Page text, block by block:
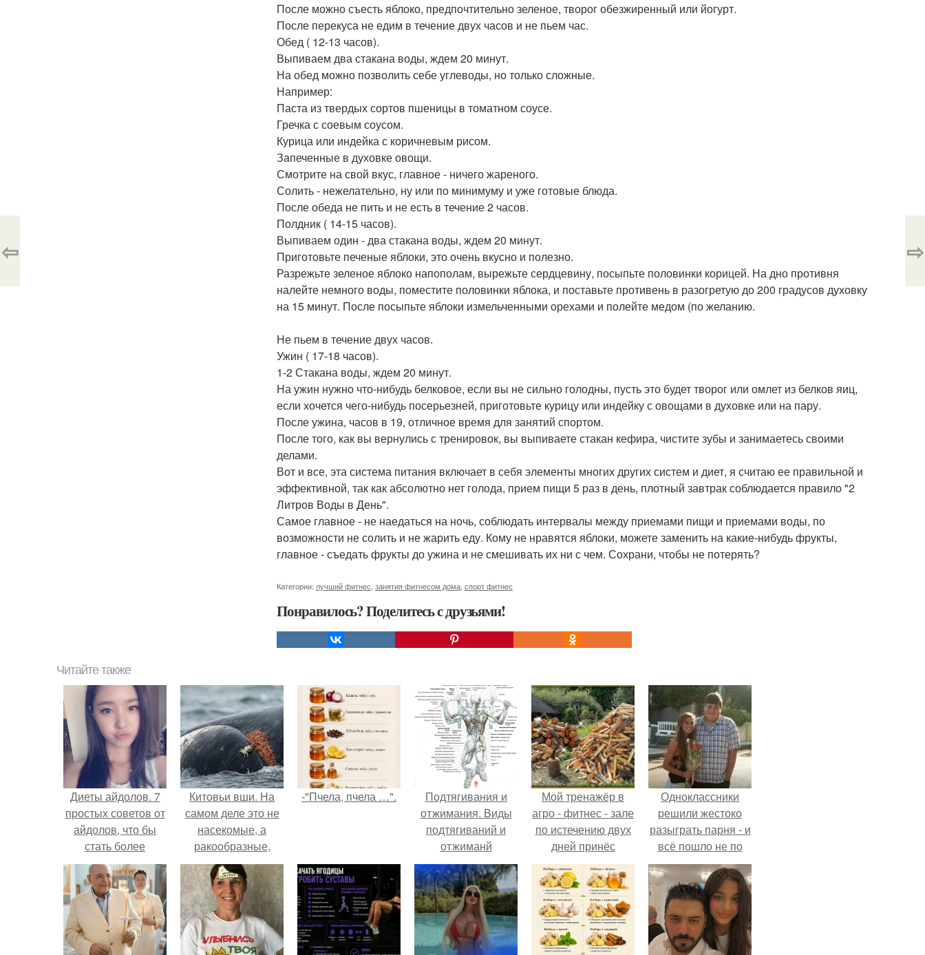
После можно съесть яблоко, предпочтительно зеленое, творог обезжиренный или йогурт.
После перекуса не едим в течение двух часов и не пьем час.
Обед ( 12-13 часов).
Выпиваем два стакана воды, ждем 20 минут.
На обед можно позволить себе углеводы, но только сложные.
Например:
Паста из твердых сортов пшеницы в томатном соусе.
Гречка с соевым соусом.
Курица или индейка с коричневым рисом.
Запеченные в духовке овощи.
Смотрите на свой вкус, главное - ничего жареного.
Солить - нежелательно, ну или по минимуму и уже готовые блюда.
После обеда не пить и не есть в течение 2 часов.
Полдник ( 14-15 часов).
Выпиваем один - два стакана воды, ждем 20 минут.
Приготовьте печеные яблоки, это очень вкусно и полезно.
Разрежьте зеленое яблоко напополам, вырежьте сердцевину, посыпьте половинки корицей. На дно противня
налейте немного воды, поместите половинки яблока, и поставьте противень в разогретую до 200 градусов духовку
на 15 минут. После посыпьте яблоки измельченными орехами и полейте медом (по желанию.
Не пьем в течение двух часов.
Ужин ( 17-18 часов).
1-2 Стакана воды, ждем 20 минут.
На ужин нужно что-нибудь белковое, если вы не сильно голодны, пусть это будет творог или омлет из белков яиц,
если хочется чего-нибудь посерьезней, приготовьте курицу или индейку с овощами в духовке или на пару.
После ужина, часов в 19, отличное время для занятий спортом.
После того, как вы вернулись с тренировок, вы выпиваете стакан кефира, чистите зубы и занимаетесь своими
делами.
Вот и все, эта система питания включает в себя элементы многих других систем и диет, я считаю ее правильной и
эффективной, так как абсолютно нет голода, прием пищи 5 раз в день, плотный завтрак соблюдается правило "2
Литров Воды в День".
Самое главное - не наедаться на ночь, соблюдать интервалы между приемами пищи и приемами воды, по
возможности не солить и не жарить еду. Кому не нравятся яблоки, можете заменить на какие-нибудь фрукты,
главное - съедать фрукты до ужина и не смешивать их ни с чем. Сохрани, чтобы не потерять?
Категории: лучший фитнес занятия фитнесом дома спорт фитнес
Понравилось? Поделитесь с друзьями!
⇦ ⇨
Читайте также
Диеты айдолов. 7
простых советов от
айдолов, что бы
стать более
привлекательными
Китовьи вши. На
самом деле это не
насекомые, а
ракообразные,
относящиеся к
бокоплавам.
-"Пчела, пчела …".
Подтягивания и
отжимания. Виды
подтягиваний и
отжиманй
программы
тренировок.
Мой тренажёр в
агро - фитнес - зале
по истечению двух
дней принёс
ощутимый
результат.
Одноклассники
решили жестоко
разыграть парня - и
всё пошло не по
плану.